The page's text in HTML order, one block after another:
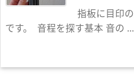
指板に目印
です。 音程を探す基本 音の ...